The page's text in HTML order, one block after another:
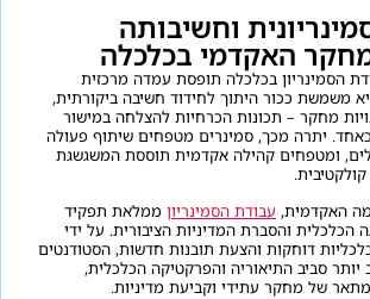
וחשיבותה
האקדמי בכלכלה
הסמינריון בכלכלה תופסת עמדה מרכזית
משמשת ככור היתוך לחידוד חשיבה ביקורתית,
מחקר – תכונות הכרחיות להצלחה במישור
יתרה מכך, סמינרים מטפחים שיתוף פעולה
ומטפחים קהילה אקדמית תוססת המשגשגת
האקדמית, עבודת הסמינריון ממלאת תפקיד
הכלכלית והסברת המדיניות הציבורית. על ידי
דוחקות והצעת תובנות חדשות, הסטודנטים
סביב התיאוריה והפרקטיקה הכלכלית,
של מחקר עתידי וקביעת מדיניות.